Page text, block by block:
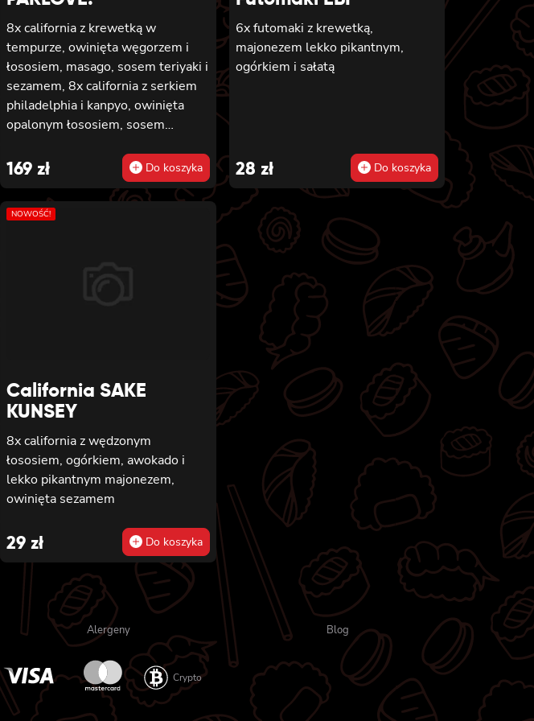
8x california z krewetką w
tempurze, owinięta węgorzem i
łososiem, masago, sosem teriyaki i
sezamem, 8x california z serkiem
philadelphia i kanpyo, owinięta
opalonym łososiem, sosem
serkiem philadelphia i awokado
owinięta łososiem, 6x futomaki z
krewetką w tempurze, ogórkiem,
sałatą i majonezem lekko
serkiem philadelphia i sałatą,
sezamem, 6x futomaki z
169 zł Do koszyka
6x futomaki z krewetką,
majonezem lekko pikantnym,
ogórkiem i sałatą
28 zł Do koszyka
NOWOŚĆ!
California SAKE
KUNSEY
8x california z wędzonym
łososiem, ogórkiem, awokado i
lekko pikantnym majonezem,
owinięta sezamem
29 zł Do koszyka
Alergeny Blog
Crypto